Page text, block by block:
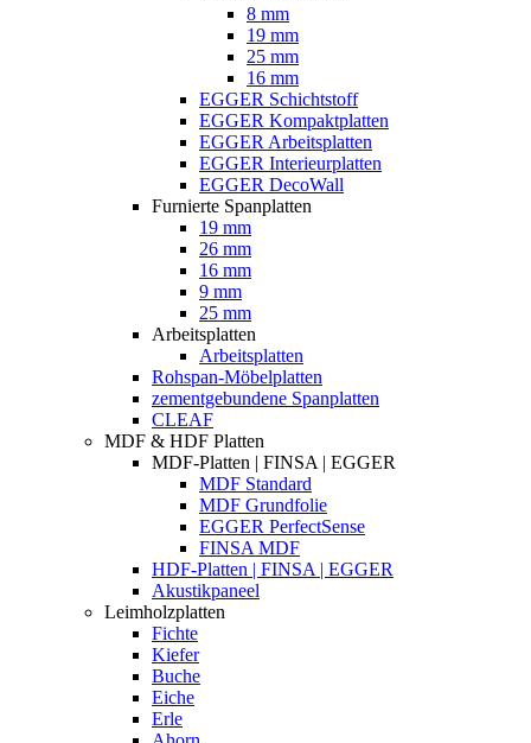
8 mm
19 mm
25 mm
16 mm
EGGER Schichtstoff
EGGER Kompaktplatten
EGGER Arbeitsplatten
EGGER Interieurplatten
EGGER DecoWall
Furnierte Spanplatten
19 mm
26 mm
16 mm
9 mm
25 mm
Arbeitsplatten
Arbeitsplatten
Rohspan-Möbelplatten
zementgebundene Spanplatten
CLEAF
MDF & HDF Platten
MDF-Platten | FINSA | EGGER
MDF Standard
MDF Grundfolie
EGGER PerfectSense
FINSA MDF
HDF-Platten | FINSA | EGGER
Akustikpaneel
Leimholzplatten
Fichte
Kiefer
Buche
Eiche
Erle